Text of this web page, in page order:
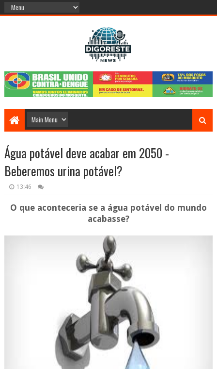
Água potável deve acabar em 2050 -
Beberemos urina potável?
13:46
O que aconteceria se a água potável do mundo
acabasse?